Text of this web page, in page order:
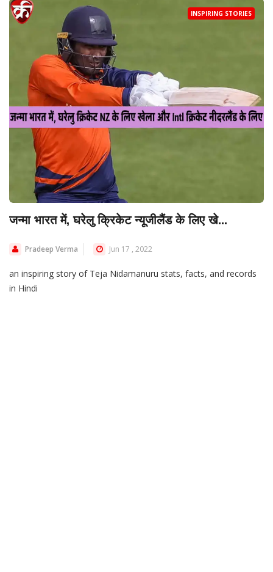
INSPIRING STORIES
जन्मा भारत में, घरेलु क्रिकेट न्यूजीलैंड के लिए खे...
Pradeep Verma Jun 17 , 2022
an inspiring story of Teja Nidamanuru stats, facts, and records
in Hindi